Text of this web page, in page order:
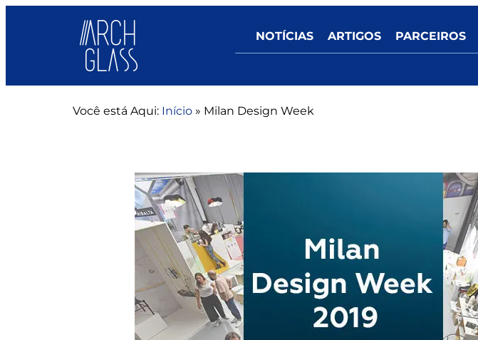
NOTÍCIAS ARTIGOS PARCEIROS
Você está Aqui: Início » Milan Design Week